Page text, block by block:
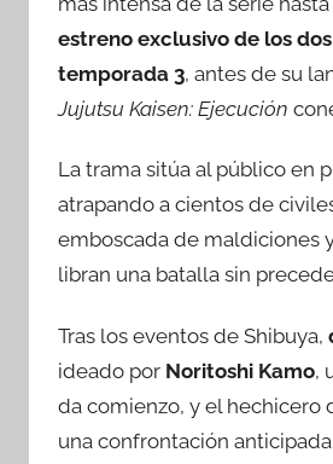
estreno exclusivo de los
temporada 3, antes de su
Jujutsu Kaisen: Ejecución
La trama sitúa al público en
atrapando a cientos de
emboscada de maldiciones
libran una batalla sin
Tras los eventos de Shibuya,
ideado por Noritoshi Kamo,
da comienzo, y el hechicero
una confrontación